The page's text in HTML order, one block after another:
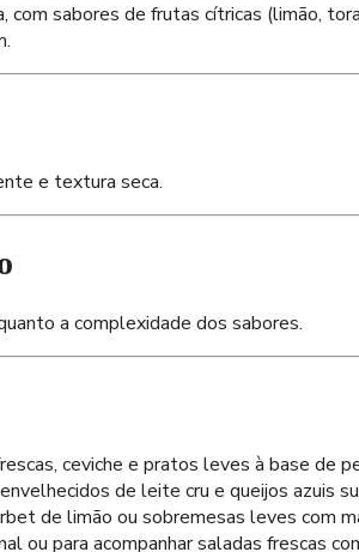
com sabores de frutas cítricas (limão,
e textura seca.
a complexidade dos sabores.
ceviche e pratos leves à base de
de leite cru e queijos azuis
de limão ou sobremesas leves com
ou para acompanhar saladas frescas